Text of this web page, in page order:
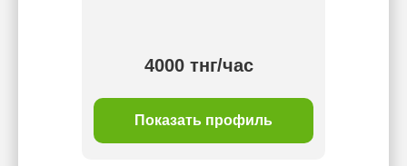
4000 тнг/час
Показать профиль